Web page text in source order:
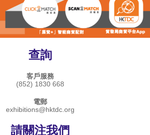
查詢
客戶服務
(852) 1830 668
電郵
exhibitions@hktdc.org
請關注我們